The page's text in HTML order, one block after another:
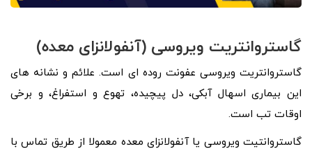
گاستروانتریت ویروسی (آنفولانزای معده)
گاستروانتریت ویروسی عفونت روده ای است. علائم و نشانه های
این بیماری اسهال آبکی، دل پیچیده، تهوع و استفراغ، و برخی
اوقات تب است.
گاستروانتیت ویروسی یا آنفولانزای معده معمولا از طریق تماس با